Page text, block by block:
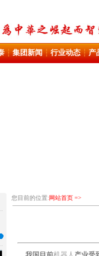
┆集团新闻┆行业动态┆产
您目前的位置:网站首页 =>